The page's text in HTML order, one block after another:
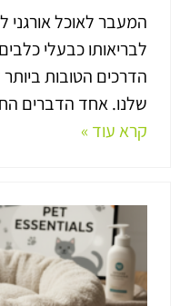
המעבר לאוכל
לבריאותו כבעלי
הדרכים הטובות
שלנו. אחד הדברים
קרא עוד »